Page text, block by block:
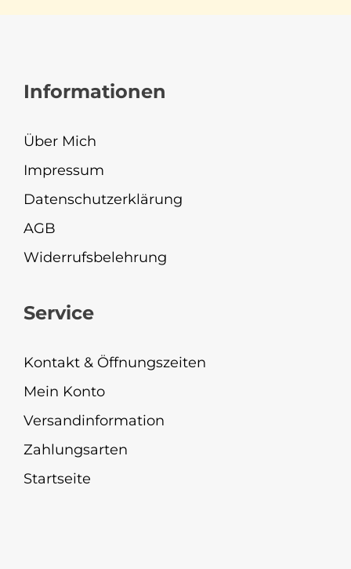
Informationen
Über Mich
Impressum
Datenschutzerklärung
AGB
Widerrufsbelehrung
Service
Kontakt & Öffnungszeiten
Mein Konto
Versandinformation
Zahlungsarten
Startseite